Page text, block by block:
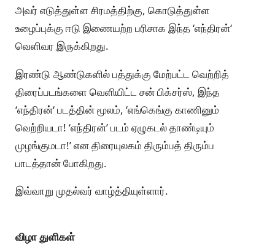
அவர் எடுத்துள்ள சிரமத்திற்கு, கொடுத்துள்ள
உழைப்புக்கு ஈடு இணையற்ற பரிசாக இந்த ‘எந்திரன்‘
வெளிவர இருக்கிறது.
இரண்டு ஆண்டுகளில் பத்துக்கு மேற்பட்ட வெற்றித்
திரைப்படங்களை வெளியிட்ட சன் பிக்சர்ஸ், இந்த
‘எந்திரன்‘ படத்தின் மூலம், ‘எங்கெங்கு காணினும்
வெற்றியடா! ‘எந்திரன்’ படம் ஏழுகடல் தாண்டியும்
முழங்குமடா!’ என திரையுலகம் திரும்பத் திரும்ப
பாடத்தான் போகிறது.
இவ்வாறு முதல்வர் வாழ்த்தியுள்ளார்.
விழா துளிகள்